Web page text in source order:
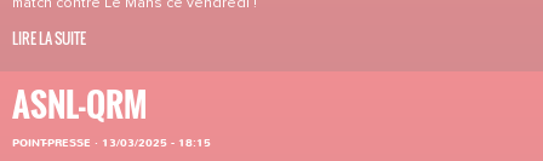
match contre Le Mans ce vendredi !
LIRE LA SUITE
ASNL-QRM
POINT-PRESSE · 13/03/2025 - 18:15